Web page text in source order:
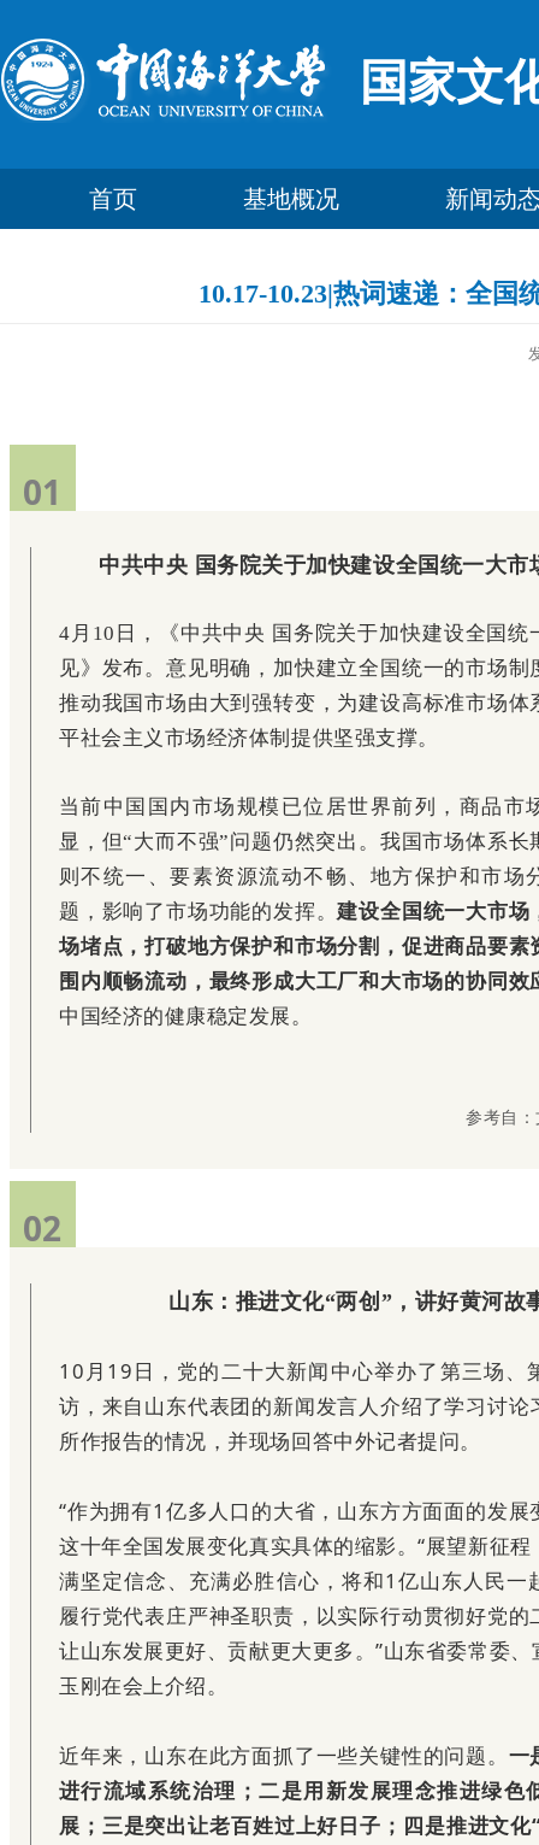
国家文
首页 基地概况 新闻动
10.17-10.23|热词速递：全
01
中共中央 国务院关于加快建设全国统一大市
4月10日，《中共中央 国务院关于加快建设全国统
见》发布。意见明确，加快建立全国统一的市场制
推动我国市场由大到强转变，为建设高标准市场体
平社会主义市场经济体制提供坚强支撑。
当前中国国内市场规模已位居世界前列，商品市
显，但“大而不强”问题仍然突出。我国市场体系长
则不统一、要素资源流动不畅、地方保护和市场
题，影响了市场功能的发挥。建设全国统一大市场
场堵点，打破地方保护和市场分割，促进商品要素
围内顺畅流动，最终形成大工厂和大市场的协同效
中国经济的健康稳定发展。
参考自
02
山东：推进文化“两创”，讲好黄河故
10月19日，党的二十大新闻中心举办了第三场、
访，来自山东代表团的新闻发言人介绍了学习讨论
所作报告的情况，并现场回答中外记者提问。
“作为拥有1亿多人口的大省，山东方方面面的发展
这十年全国发展变化真实具体的缩影。“展望新征
满坚定信念、充满必胜信心，将和1亿山东人民一
履行党代表庄严神圣职责，以实际行动贯彻好党的
让山东发展更好、贡献更大更多。”山东省委常委
玉刚在会上介绍。
近年来，山东在此方面抓了一些关键性的问题。 一
进行流域系统治理；二是用新发展理念推进绿色
展；三是突出让老百姓过上好日子；四是推进文化